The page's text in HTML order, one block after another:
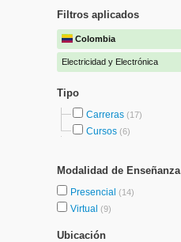
Filtros aplicados
Colombia
Electricidad y Electrónica
Tipo
Carreras (17)
Cursos (6)
Modalidad de Enseñanza
Presencial (14)
Virtual (9)
Ubicación